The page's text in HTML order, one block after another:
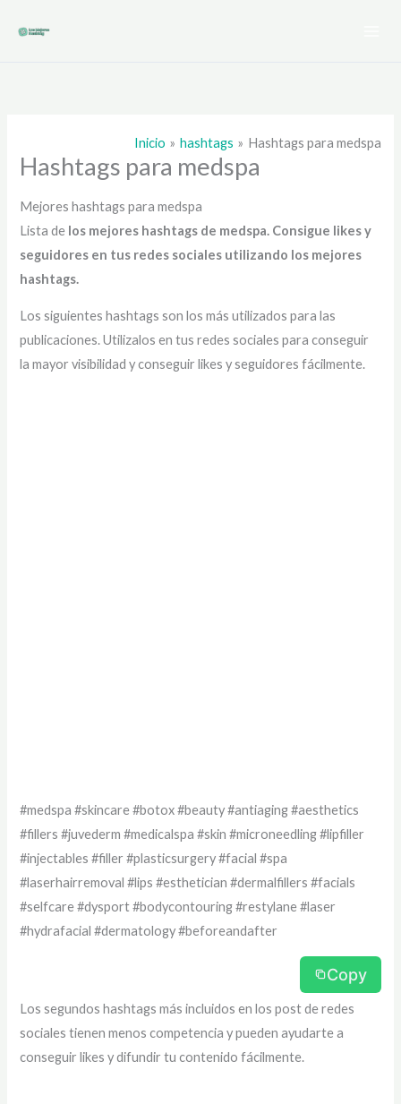
Inicio hashtags Hashtags para medspa
Hashtags para medspa
Mejores hashtags para medspa
Lista de los mejores hashtags de medspa. Consigue likes y
seguidores en tus redes sociales utilizando los mejores
hashtags.
Los siguientes hashtags son los más utilizados para las
publicaciones. Utilizalos en tus redes sociales para conseguir
la mayor visibilidad y conseguir likes y seguidores fácilmente.
#medspa #skincare #botox #beauty #antiaging #aesthetics
#fillers #juvederm #medicalspa #skin #microneedling #lipfiller
#injectables #filler #plasticsurgery #facial #spa
#laserhairremoval #lips #esthetician #dermalfillers #facials
#selfcare #dysport #bodycontouring #restylane #laser
#hydrafacial #dermatology #beforeandafter
Copy
Los segundos hashtags más incluidos en los post de redes
sociales tienen menos competencia y pueden ayudarte a
conseguir likes y difundir tu contenido fácilmente.